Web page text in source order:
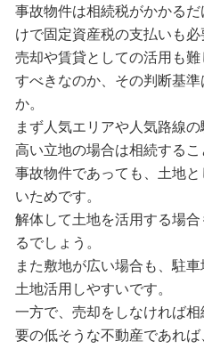
事故物件は相続税がかかる
けで固定資産税の支払いも必
売却や賃貸としての活用も
すべきなのか、その判断基
か。
まず人気エリアや人気路線
高い立地の場合は相続するこ
事故物件であっても、土地
いためです。
解体して土地を活用する場
るでしょう。
また敷地が広い場合も、駐
土地活用しやすいです。
一方で、売却をしなければ
要の低そうな不動産であれ